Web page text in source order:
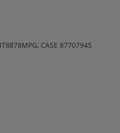
CASE 87707945